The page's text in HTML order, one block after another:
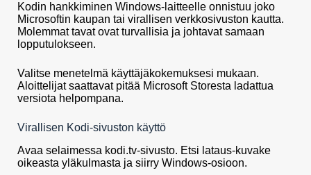
Kodin hankkiminen Windows-laitteelle onnistuu joko
Microsoftin kaupan tai virallisen verkkosivuston kautta.
Molemmat tavat ovat turvallisia ja johtavat samaan
lopputulokseen.
Valitse menetelmä käyttäjäkokemuksesi mukaan.
Aloittelijat saattavat pitää Microsoft Storesta ladattua
versiota helpompana.
Virallisen Kodi-sivuston käyttö
Avaa selaimessa kodi.tv-sivusto. Etsi lataus-kuvake
oikeasta yläkulmasta ja siirry Windows-osioon.